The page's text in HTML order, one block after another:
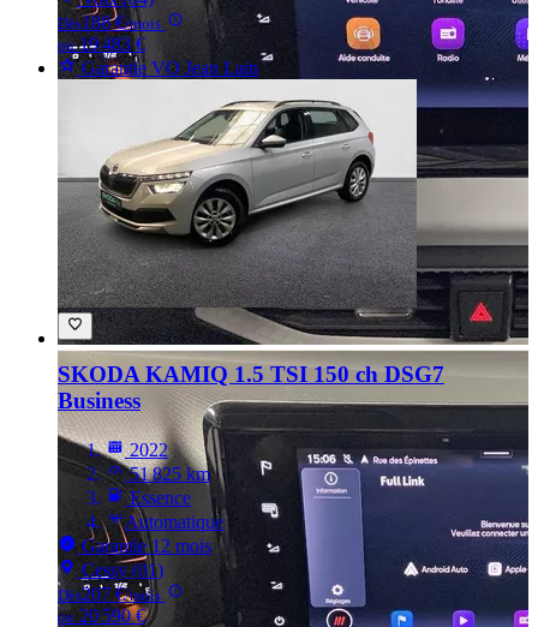
Dès188 €/mois
ou19 483 €
Garantie VO Jean Lain
SKODA KAMIQ 1.5 TSI 150 ch DSG7
Business
2022
51 825 km
Essence
Automatique
Garantie 12 mois
Cessy (01)
Dès207 €/mois
ou 20 590 €